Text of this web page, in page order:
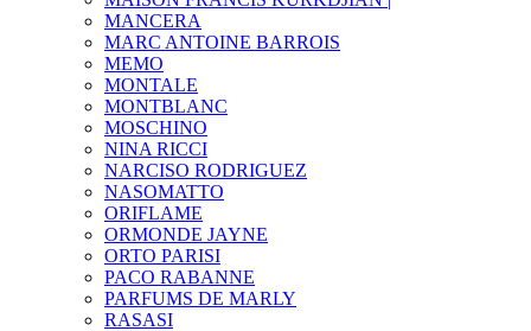
MANCERA
MARC ANTOINE BARROIS
MEMO
MONTALE
MONTBLANC
MOSCHINO
NINA RICCI
NARCISO RODRIGUEZ
NASOMATTO
ORIFLAME
ORMONDE JAYNE
ORTO PARISI
PACO RABANNE
PARFUMS DE MARLY
RASASI